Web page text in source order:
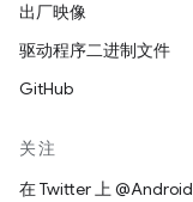
出厂映像
驱动程序二进制文件
GitHub
关注
在 Twitter 上 @Android